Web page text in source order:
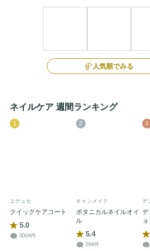
人気順でみる
ネイルケア 週間ランキング
1
エテュセ
クイックケアコート
5.0
3004件
2
キャンメイク
ボタニカルネイルオイ
ル
5.4
294件
3
デ